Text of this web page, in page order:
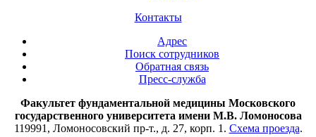
Контакты
Адрес
Поиск сотрудников
Обратная связь
Пресс-служба
Факультет фундаментальной медицины Московского
государственного университета имени М.В. Ломоносова
119991, Ломоносовский пр-т., д. 27, корп. 1. Схема проезда.